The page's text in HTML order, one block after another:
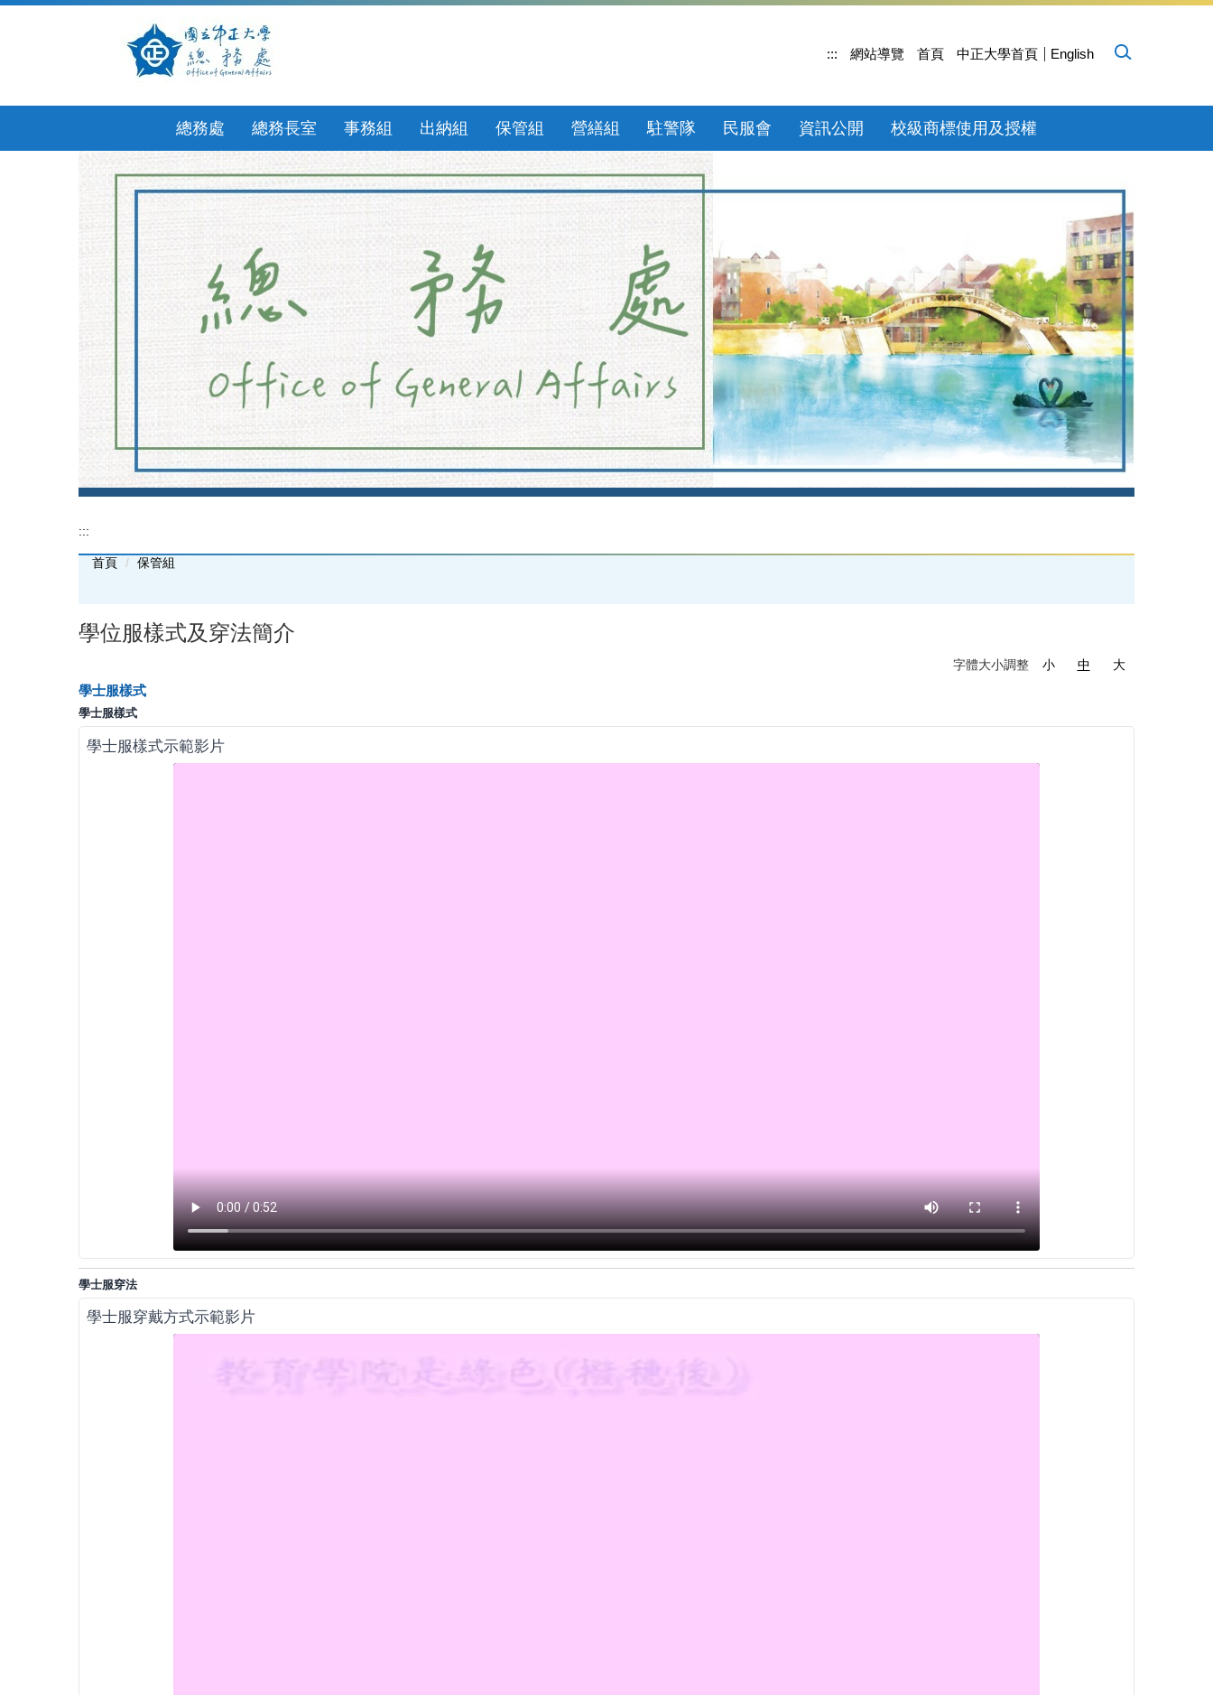
容
::: 網站導覽 首頁 中正大學首頁 English
總務處 總務長室 事務組 出納組 保管組 營繕組 駐警隊 民服會 資訊公開 校級商標使用及授權
:::
首頁 保管組
學位服樣式及穿法簡介
字體大小調整 小 中 大
學士服樣式
學士服樣式
學士服樣式示範影片
學士服穿法
學士服穿戴方式示範影片